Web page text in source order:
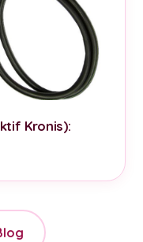
Kronis):